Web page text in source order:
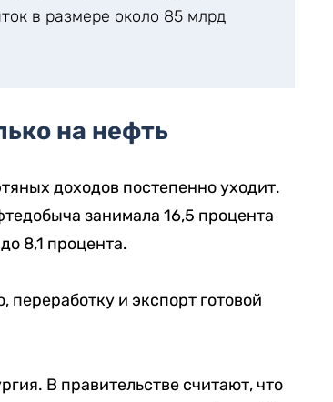
в размере около 85 млрд
на нефть
доходов постепенно уходит.
занимала 16,5 процента
8,1 процента.
переработку и экспорт готовой
В правительстве считают, что